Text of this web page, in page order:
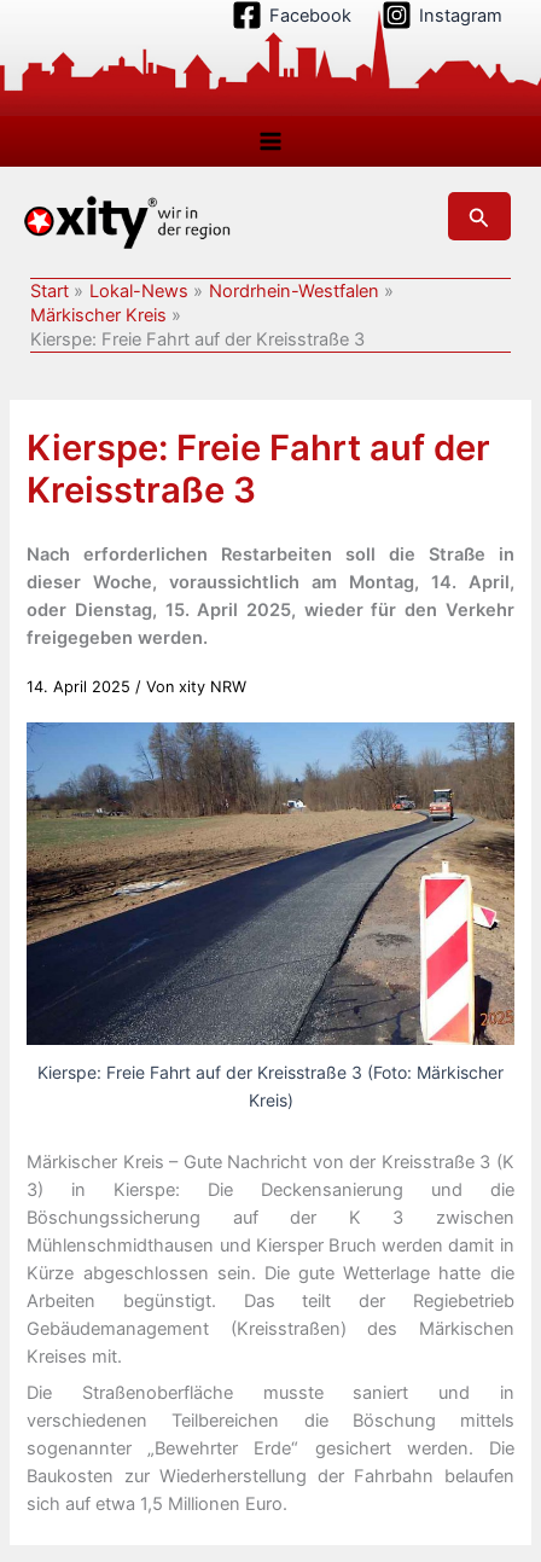
springen
Facebook Instagram
Suchen
Start Lokal-News
Nordrhein-Westfalen
Märkischer Kreis
Kierspe: Freie Fahrt auf der Kreisstraße 3
Kierspe: Freie Fahrt auf der
Kreisstraße 3
Nach erforderlichen Restarbeiten soll die Straße in
dieser Woche, voraussichtlich am Montag, 14. April,
oder Dienstag, 15. April 2025, wieder für den Verkehr
freigegeben werden.
14. April 2025 / Vonxity NRW
Kierspe: Freie Fahrt auf der Kreisstraße 3 (Foto: Märkischer
Kreis)
Märkischer Kreis – Gute Nachricht von der Kreisstraße 3 (K
3) in Kierspe: Die Deckensanierung und die
Böschungssicherung auf der K 3 zwischen
Mühlenschmidthausen und Kiersper Bruch werden damit in
Kürze abgeschlossen sein. Die gute Wetterlage hatte die
Arbeiten begünstigt. Das teilt der Regiebetrieb
Gebäudemanagement (Kreisstraßen) des Märkischen
Kreises mit.
Die Straßenoberfläche musste saniert und in
verschiedenen Teilbereichen die Böschung mittels
sogenannter „Bewehrter Erde“ gesichert werden. Die
Baukosten zur Wiederherstellung der Fahrbahn belaufen
sich auf etwa 1,5 Millionen Euro.